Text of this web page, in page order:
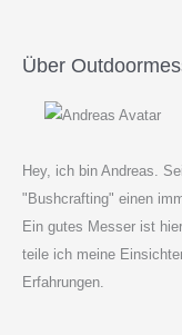
Über
Hey, ich bin Andreas.
"Bushcrafting" einen
Ein gutes Messer ist
teile ich meine
Erfahrungen.